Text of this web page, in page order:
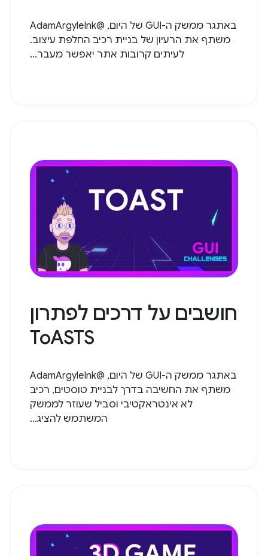
באתגר ממשק ה-GUI של היום, @AdamArgyleInk
משתף את הרעיון של בניית רכיב החלפת עיצוב.
לעיתים קרובות אתר יאפשר מעבר...
חושבים על דרכים לפתרון
ToASTS
באתגר ממשק ה-GUI של היום, @AdamArgyleInk
משתף את החשיבה בדרך לבניית טוסטים, רכיב
לא אינטראקטיבי וסביל שעוזר לממשק
המשתמש להציג...